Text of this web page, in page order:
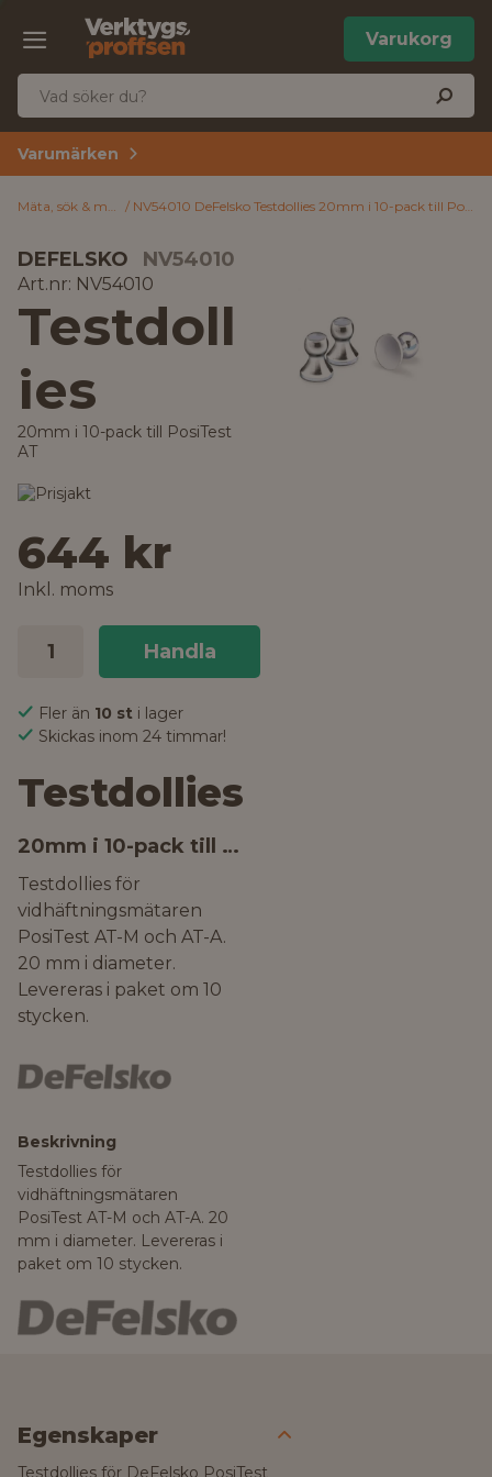
Varukorg
Varumärken
Mäta, sök & märk NV54010 DeFelsko Testdollies 20mm i 10-pack till PosiTest AT
DEFELSKO NV54010
Art.nr: NV54010
Testdoll
ies
20mm i 10-pack till PosiTest
AT
644 kr
Inkl. moms
Handla
Fler än 10 st i lager
Skickas inom 24 timmar!
Testdollies
20mm i 10-pack till PosiTest AT
Testdollies för
vidhäftningsmätaren
PosiTest AT-M och AT-A.
20 mm i diameter.
Levereras i paket om 10
stycken.
Beskrivning
Testdollies för
vidhäftningsmätaren
PosiTest AT-M och AT-A. 20
mm i diameter. Levereras i
paket om 10 stycken.
Egenskaper
Testdollies för DeFelsko PosiTest